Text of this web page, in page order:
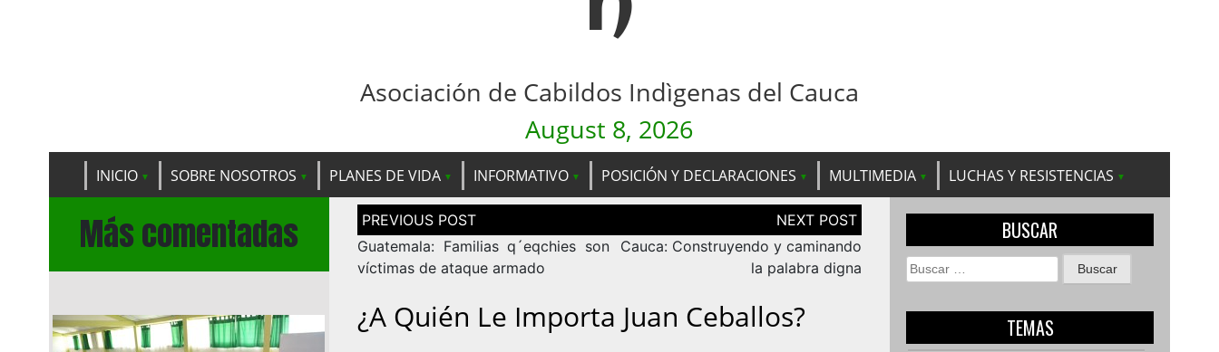
Asociación de Cabildos Indìgenas del Cauca
August 8, 2026
INICIO SOBRE NOSOTROS PLANES DE VIDA INFORMATIVO POSICIÓN Y DECLARACIONES MULTIMEDIA LUCHAS Y RESISTENCIAS
Más comentadas
Navegación
de
entradas
Guatemala: Familias q´eqchies son
víctimas de ataque armado
Cauca: Construyendo y caminando
la palabra digna
¿A Quién Le Importa Juan Ceballos?
BUSCAR
Buscar:
TEMAS